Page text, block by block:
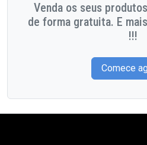
Venda os seus
de forma gratuita. E
!!!
Comece